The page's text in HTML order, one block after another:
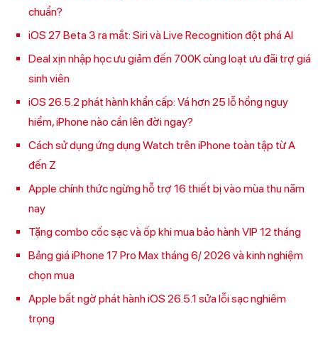
chuẩn?
iOS 27 Beta 3 ra mắt: Siri và Live Recognition đột phá AI
Deal xịn nhập học ưu giảm đến 700K cùng loạt ưu đãi trợ giá
sinh viên
iOS 26.5.2 phát hành khẩn cấp: Vá hơn 25 lỗ hổng nguy
hiểm, iPhone nào cần lên đời ngay?
Cách sử dụng ứng dụng Watch trên iPhone toàn tập từ A
đến Z
Apple chính thức ngừng hỗ trợ 16 thiết bị vào mùa thu năm
nay
Tặng combo cốc sạc và ốp khi mua bảo hành VIP 12 tháng
Bảng giá iPhone 17 Pro Max tháng 6/ 2026 và kinh nghiệm
chọn mua
Apple bất ngờ phát hành iOS 26.5.1 sửa lỗi sạc nghiêm
trọng